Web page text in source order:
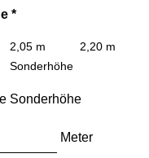
*
2,05 m 2,20 m
Sonderhöhe
Sonderhöhe
Meter